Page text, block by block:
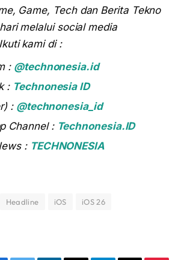
Game, Tech dan Berita Tekno
melalui social media
kami di :
: @technonesia.id
: Technonesia ID
: @technonesia_id
Channel : Technonesia.ID
: TECHNONESIA
Headline iOS
iOS 26